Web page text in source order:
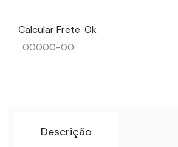
Calcular Frete Ok
Descrição